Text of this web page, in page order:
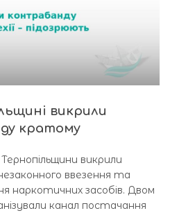
викрили
кратому
викрили
ввезення та
наркотичних засобів. Двом
канал постачання